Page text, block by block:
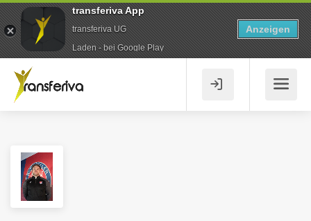
transferiva App
transferiva UG
Laden - bei Google Play
Anzeigen